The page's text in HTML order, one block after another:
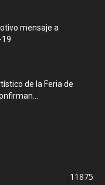
mensaje a
de la Feria de
11875